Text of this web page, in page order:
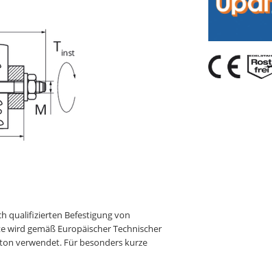
qualifizierten Befestigung von
wird gemäß Europäischer Technischer
verwendet. Für besonders kurze